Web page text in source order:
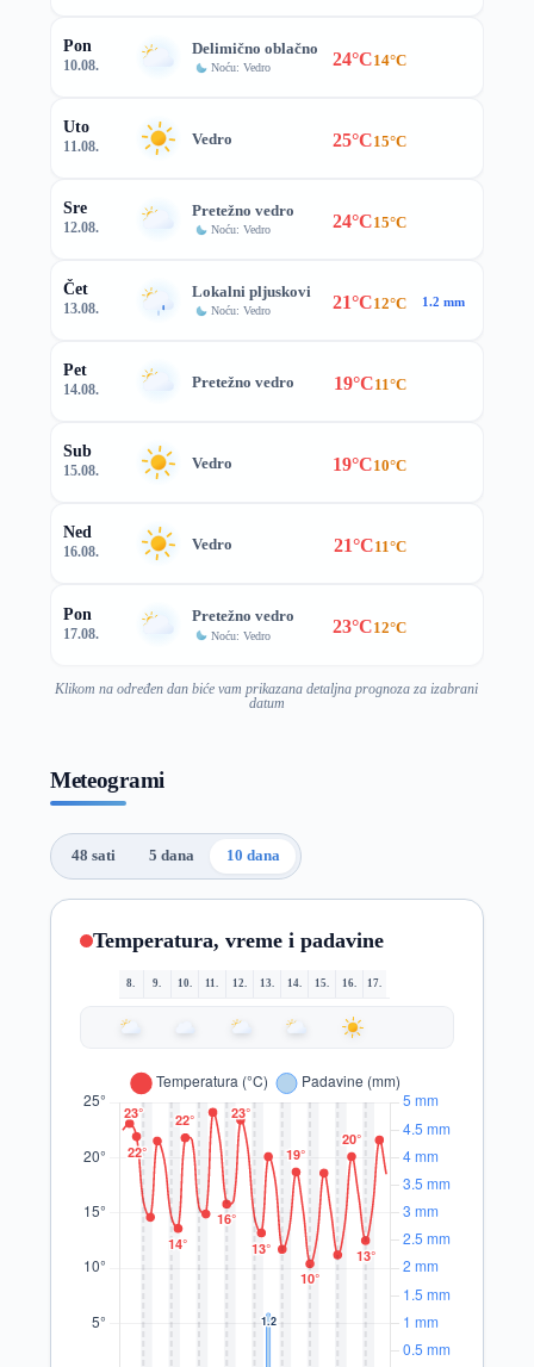
Pon
10.08.
Delimično oblačno
Noću: Vedro 24°C14°C
Uto
11.08. Vedro 25°C15°C
Sre
12.08.
Pretežno vedro
Noću: Vedro 24°C15°C
Čet
13.08.
Lokalni pljuskovi
Noću: Vedro 21°C12°C 1.2 mm
Pet
14.08. Pretežno vedro 19°C11°C
Sub
15.08. Vedro 19°C10°C
Ned
16.08. Vedro 21°C11°C
Pon
17.08.
Pretežno vedro
Noću: Vedro 23°C12°C
Klikom na određen dan biće vam prikazana detaljna prognoza za izabrani
datum
Meteogrami
48 sati 5 dana 10 dana
Temperatura, vreme i padavine
8. 9. 10. 11. 12. 13. 14. 15. 16. 17.